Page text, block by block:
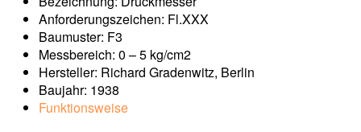
Anforderungszeichen: Fl.XXX
Baumuster: F3
Messbereich: 0 – 5 kg/cm2
Hersteller: Richard Gradenwitz, Berlin
Baujahr: 1938
Funktionsweise